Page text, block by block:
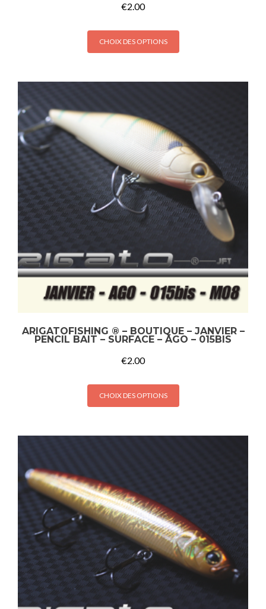
€2.00
CHOIX DES OPTIONS
ARIGATOFISHING ® – BOUTIQUE – JANVIER –
PENCIL BAIT – SURFACE – AGO – 015BIS
€2.00
CHOIX DES OPTIONS